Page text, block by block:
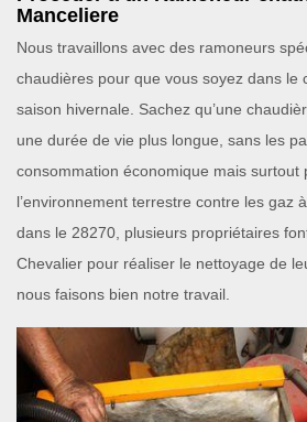
Manceliere
Nous travaillons avec des ramoneurs
chaudières pour que vous soyez dans le
saison hivernale. Sachez qu’une
une durée de vie plus longue, sans les
consommation économique mais surtout
l’environnement terrestre contre les gaz
dans le 28270, plusieurs propriétaires
Chevalier pour réaliser le nettoyage de
nous faisons bien notre travail.